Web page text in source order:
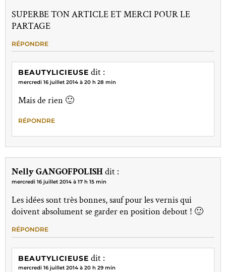
SUPERBE TON ARTICLE ET MERCI POUR LE
PARTAGE
RÉPONDRE
BEAUTYLICIEUSE dit :
mercredi 16 juillet 2014 à 20 h 28 min
Mais de rien 🙂
RÉPONDRE
Nelly GANGOFPOLISHdit :
mercredi 16 juillet 2014 à 17 h 15 min
Les idées sont très bonnes, sauf pour les vernis qui
doivent absolument se garder en position debout ! 🙂
RÉPONDRE
BEAUTYLICIEUSE dit :
mercredi 16 juillet 2014 à 20 h 29 min